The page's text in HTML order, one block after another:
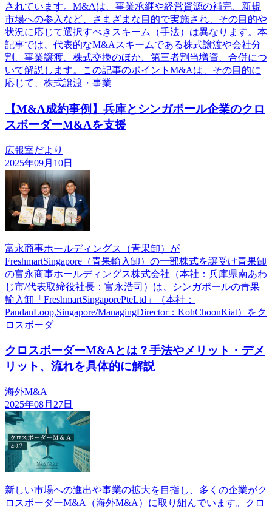
されています。M&Aは、事業承継や経営資源の補完、新規
市場への参入など、さまざまな目的で実施され、その目的や
状況に応じて選択すべきスキーム（手法）は異なります。本
記事では、代表的なM&Aスキームである株式譲渡や会社分
割、事業譲渡、株式交換のほか、第三者割当増資、合併につ
いて解説します。この記事のポイントM&Aは、その目的に
応じて、株式譲渡・事業
【M&A成約事例】兵庫とシンガポール企業のクロ
スボーダーM&Aを支援
広報室だより
2025年09月10日
富永商事ホールディングス（青果卸）が
FreshmartSingapore（青果輸入卸）の一部株式を譲受け青果卸
の富永商事ホールディングス株式会社（本社：兵庫県南あわ
じ市/代表取締役社長：富永浩司）は、シンガポールの青果
輸入卸「FreshmartSingaporePteLtd」（本社：
PandanLoop,Singapore/ManagingDirector：KohChoonKiat）をク
ロスボーダ
クロスボーダーM&Aとは？手法やメリット・デメ
リット、流れを具体的に解説
海外M&A
2025年08月27日
新しい市場への進出や事業の拡大を目指し、多くの企業がク
ロスボーダーM&A（海外M&A）に取り組んでいます。クロ